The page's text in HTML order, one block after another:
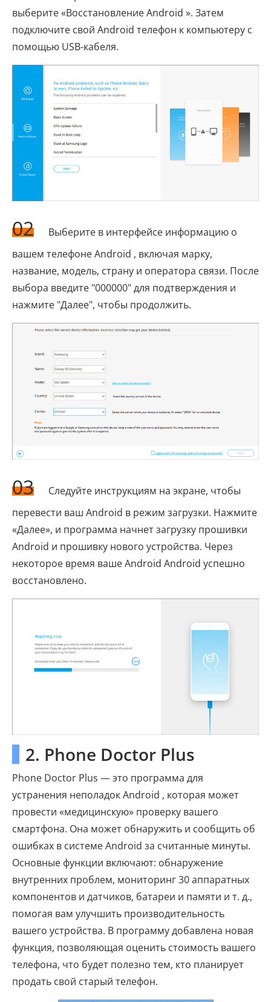
выберите «Восстановление Android ». Затем
подключите свой Android телефон к компьютеру с
помощью USB-кабеля.
02
Выберите в интерфейсе информацию о
вашем телефоне Android , включая марку,
название, модель, страну и оператора связи. После
выбора введите "000000" для подтверждения и
нажмите "Далее", чтобы продолжить.
03
Следуйте инструкциям на экране, чтобы
перевести ваш Android в режим загрузки. Нажмите
«Далее», и программа начнет загрузку прошивки
Android и прошивку нового устройства. Через
некоторое время ваше Android Android успешно
восстановлено.
2. Phone Doctor Plus
Phone Doctor Plus — это программа для
устранения неполадок Android , которая может
провести «медицинскую» проверку вашего
смартфона. Она может обнаружить и сообщить об
ошибках в системе Android за считанные минуты.
Основные функции включают: обнаружение
внутренних проблем, мониторинг 30 аппаратных
компонентов и датчиков, батареи и памяти и т. д.,
помогая вам улучшить производительность
вашего устройства. В программу добавлена ​​новая
функция, позволяющая оценить стоимость вашего
телефона, что будет полезно тем, кто планирует
продать свой старый телефон.